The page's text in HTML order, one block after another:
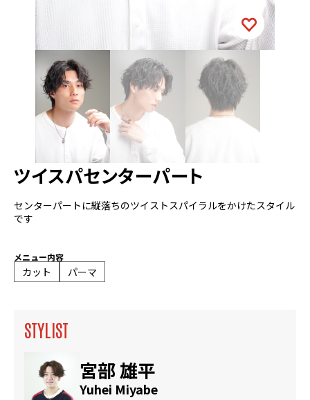
ツイスパセンターパート
センターパートに縦落ちのツイストスパイラルをかけたスタイル
です
メニュー内容
カット パーマ
STYLIST
宮部 雄平
Yuhei Miyabe